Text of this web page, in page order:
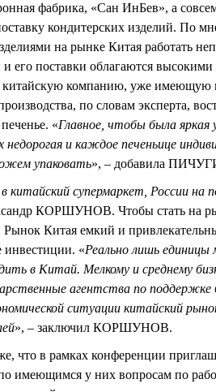
фабрика, «Сан ИнБев», а
кондитерских изделий.
на рынке Китая работать
его поставки облагаются
компанию, уже имеющую
по словам эксперта,
«Главное, чтобы была
недорогая и каждое печеньице
упаковать», – добавила
китайский супермаркет, России на
КОРШУНОВ. Чтобы стать
Китая емкий и
инвестиции. «Реально лишь единицы
в Китай. Мелкому и среднему
агентства по
ситуации китайский
», – заключил КОРШУНОВ.
что в рамках конференции
имеющимся у них вопросам по